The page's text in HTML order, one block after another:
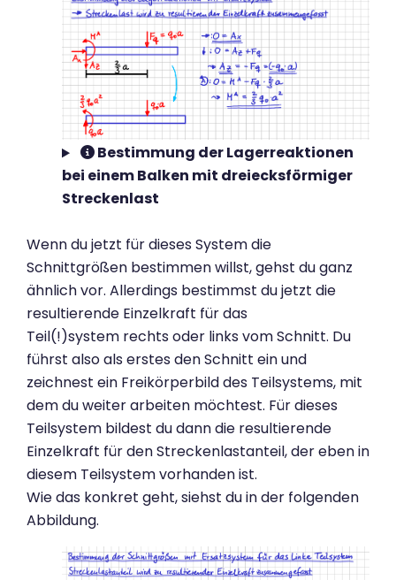
Bestimmung der Lagerreaktionen
bei einem Balken mit dreiecksförmiger
Streckenlast
Wenn du jetzt für dieses System die
Schnittgrößen bestimmen willst, gehst du ganz
ähnlich vor. Allerdings bestimmst du jetzt die
resultierende Einzelkraft für das
Teil(!)system rechts oder links vom Schnitt. Du
führst also als erstes den Schnitt ein und
zeichnest ein Freikörperbild des Teilsystems, mit
dem du weiter arbeiten möchtest. Für dieses
Teilsystem bildest du dann die resultierende
Einzelkraft für den Streckenlastanteil, der eben in
diesem Teilsystem vorhanden ist.
Wie das konkret geht, siehst du in der folgenden
Abbildung.